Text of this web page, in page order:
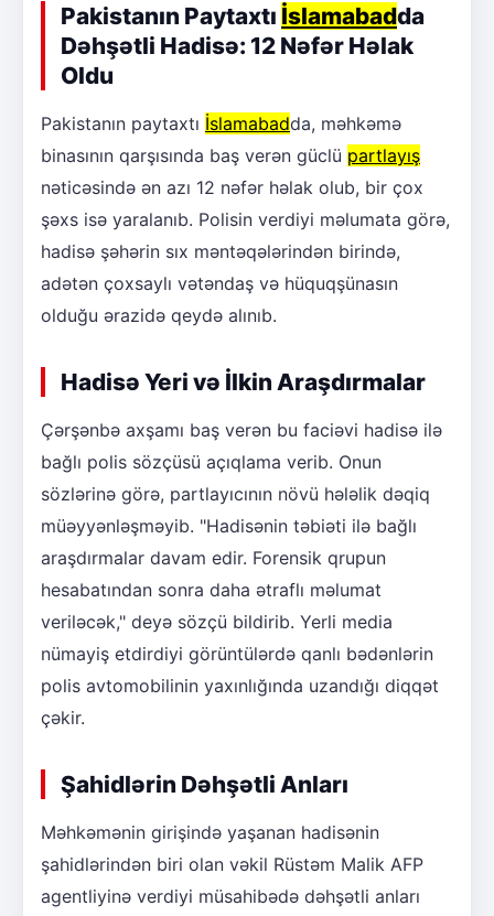
Pakistanın Paytaxtı İslamabadda
Dəhşətli Hadisə: 12 Nəfər Həlak
Oldu
Pakistanın paytaxtı İslamabadda, məhkəmə
binasının qarşısında baş verən güclü partlayış
nəticəsində ən azı 12 nəfər həlak olub, bir çox
şəxs isə yaralanıb. Polisin verdiyi məlumata görə,
hadisə şəhərin sıx məntəqələrindən birində,
adətən çoxsaylı vətəndaş və hüquqşünasın
olduğu ərazidə qeydə alınıb.
Hadisə Yeri və İlkin Araşdırmalar
Çərşənbə axşamı baş verən bu faciəvi hadisə ilə
bağlı polis sözçüsü açıqlama verib. Onun
sözlərinə görə, partlayıcının növü hələlik dəqiq
müəyyənləşməyib. "Hadisənin təbiəti ilə bağlı
araşdırmalar davam edir. Forensik qrupun
hesabatından sonra daha ətraflı məlumat
veriləcək," deyə sözçü bildirib. Yerli media
nümayiş etdirdiyi görüntülərdə qanlı bədənlərin
polis avtomobilinin yaxınlığında uzandığı diqqət
çəkir.
Şahidlərin Dəhşətli Anları
Məhkəmənin girişində yaşanan hadisənin
şahidlərindən biri olan vəkil Rüstəm Malik AFP
agentliyinə verdiyi müsahibədə dəhşətli anları